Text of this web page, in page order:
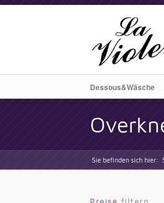
Dessous&Wäsche
Sie befinden sich hier: